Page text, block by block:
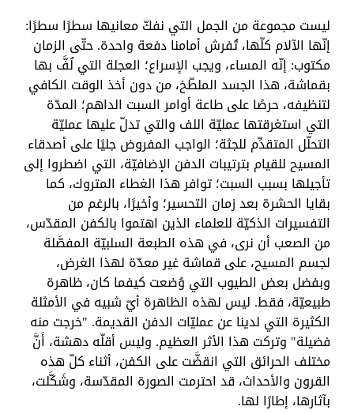
ليست مجموعة من الجمل التي نفكّ معانيها سطرًا سطرًا:
إنّها الآلام كلّها، تُفرش أمامنا دفعة واحدة. حتّى الزمان
مكتوب: إنّه المساء، ويجب الإسراع؛ العجلة التي لُفَّ بها
بقماشة، هذا الجسد الملطّخ، من دون أخذ الوقت الكافي
لتنظيفه، حرصًا على طاعة أوامر السبت الداهم؛ المدّة
التي استغرقتها عمليّة اللف والتي تدلّ عليها عمليّة
التحلّل المتقدِّم للجثة؛ الواجب المفروض جليًا على أصدقاء
المسيح للقيام بترتيبات الدفن الإضافيّة، التي اضطروا إلى
تأجيلها بسبب السبت؛ توافر هذا الغطاء المتروك، كما
بقايا الحشرة بعد زمان التحسير؛ وأخيرًا، بالرغم من
التفسيرات الذكيّة للعلماء الذين اهتموا بالكفن المقدّس،
من الصعب أن نرى، في هذه الطبعة السلبيّة المفصَّلة
لجسم المسيح، على قماشة غير معدّة لهذا الغرض،
وبفضل بعض الطيوب التي وُضعت كيفما كان، ظاهرة
طبيعيّة، فقط. ليس لهذه الظاهرة أيّ شبيه في الأمثلة
الكثيرة التي لدينا عن عمليّات الدفن القديمة. "خرجت منه
فضيلة" وتركت هذا الأثر العظيم. وليس أقلّه دهشة، أَنَّ
مختلف الحرائق التي انقضَّت على الكفن، أثناء كلّ هذه
القرون والأحداث، قد احترمت الصورة المقدّسة، وشَكَّلت،
بآثارها، إطارًا لها.